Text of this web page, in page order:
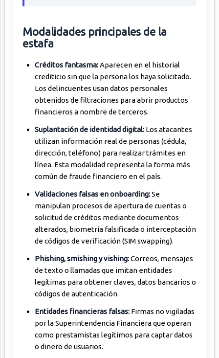
Modalidades principales de la
estafa
Créditos fantasma:Aparecen en el historial
crediticio sin que la persona los haya solicitado.
Los delincuentes usan datos personales
obtenidos de filtraciones para abrir productos
financieros a nombre de terceros.
Suplantación de identidad digital: Los atacantes
utilizan información real de personas (cédula,
dirección, teléfono) para realizar trámites en
línea. Esta modalidad representa la forma más
común de fraude financiero en el país.
Validaciones falsas en onboarding:Se
manipulan procesos de apertura de cuentas o
solicitud de créditos mediante documentos
alterados, biometría falsificada o interceptación
de códigos de verificación (SIM swapping).
Phishing, smishing y vishing:Correos, mensajes
de texto o llamadas que imitan entidades
legítimas para obtener claves, datos bancarios o
códigos de autenticación.
Entidades financieras falsas: Firmas no vigiladas
por la Superintendencia Financiera que operan
como prestamistas legítimos para captar datos
o dinero de usuarios.